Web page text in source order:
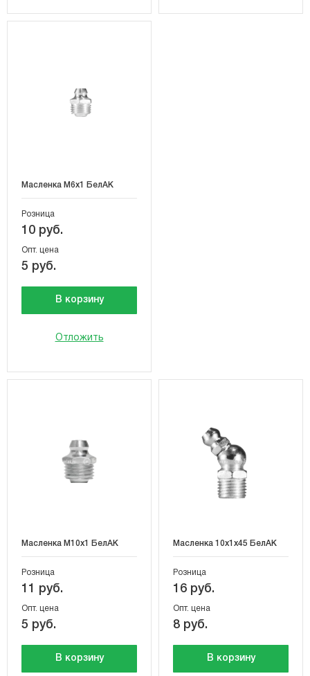
Масленка М6х1 БелАК
Розница
10 руб.
Опт. цена
5 руб.
В корзину
Отложить
Масленка М10х1 БелАК
Розница
11 руб.
Опт. цена
5 руб.
В корзину
Масленка 10х1х45 БелАК
Розница
16 руб.
Опт. цена
8 руб.
В корзину